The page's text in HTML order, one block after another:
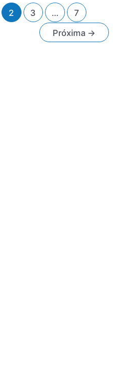
2 3 …
7
Próxima →